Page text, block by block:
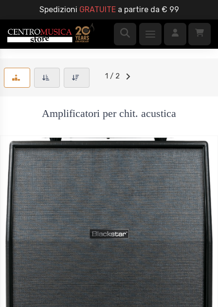
Spedizioni GRATUITEa partire da € 99
1 / 2
Amplificatori per chit. acustica